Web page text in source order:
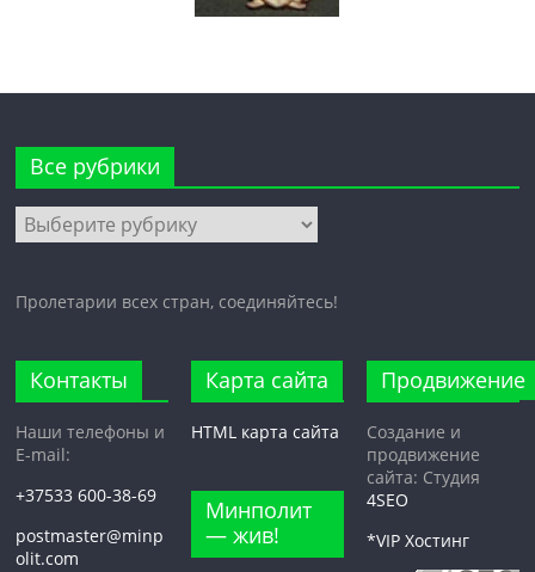
Все рубрики
Все
рубрики
Пролетарии всех стран, соединяйтесь!
Контакты
Наши телефоны и
E-mail:
+37533 600-38-69
postmaster@minp
olit.com
Карта сайта
HTML карта сайта
Минполит
— жив!
Продвижение
Создание и
продвижение
сайта: Студия
4SEO
*VIP Хостинг